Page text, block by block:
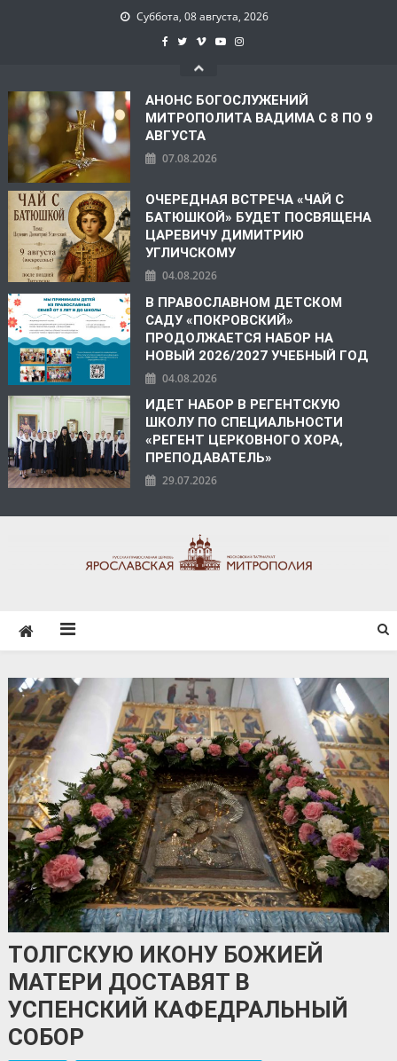
Суббота, 08 августа, 2026
АНОНС БОГОСЛУЖЕНИЙ
МИТРОПОЛИТА ВАДИМА С 8 ПО 9
АВГУСТА
07.08.2026
ОЧЕРЕДНАЯ ВСТРЕЧА «ЧАЙ С
БАТЮШКОЙ» БУДЕТ ПОСВЯЩЕНА
ЦАРЕВИЧУ ДИМИТРИЮ
УГЛИЧСКОМУ
04.08.2026
В ПРАВОСЛАВНОМ ДЕТСКОМ
САДУ «ПОКРОВСКИЙ»
ПРОДОЛЖАЕТСЯ НАБОР НА
НОВЫЙ 2026/2027 УЧЕБНЫЙ ГОД
04.08.2026
ИДЕТ НАБОР В РЕГЕНТСКУЮ
ШКОЛУ ПО СПЕЦИАЛЬНОСТИ
«РЕГЕНТ ЦЕРКОВНОГО ХОРА,
ПРЕПОДАВАТЕЛЬ»
29.07.2026
ТОЛГСКУЮ ИКОНУ БОЖИЕЙ
МАТЕРИ ДОСТАВЯТ В
УСПЕНСКИЙ КАФЕДРАЛЬНЫЙ
СОБОР